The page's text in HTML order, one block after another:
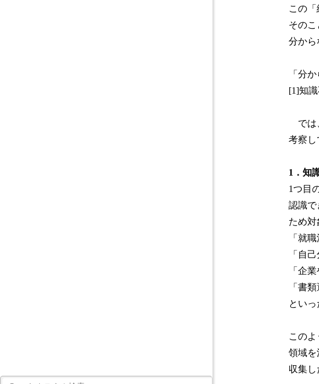
この
そのこ
分から
「分
[1]知
では
考察し
1．知
1つ目
認識で
ため対
「就
「自
「企
「書
といっ
この
領域を
収集し